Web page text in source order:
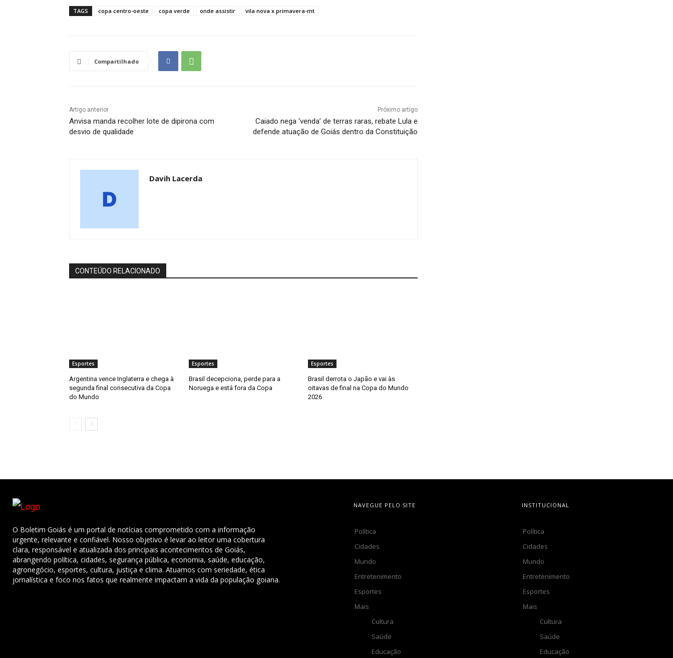
TAGS copa centro-oeste copa verde onde assistir vila nova x primavera-mt
Compartilhado
Artigo anterior
Anvisa manda recolher lote de dipirona com
desvio de qualidade
Próximo artigo
Caiado nega ‘venda’ de terras raras, rebate Lula e
defende atuação de Goiás dentro da Constituição
Davih Lacerda
CONTEÚDO RELACIONADO
Esportes
Argentina vence Inglaterra e chega à
segunda final consecutiva da Copa
do Mundo
Esportes
Brasil decepciona, perde para a
Noruega e está fora da Copa
Esportes
Brasil derrota o Japão e vai às
oitavas de final na Copa do Mundo
2026
O Boletim Goiás é um portal de notícias comprometido com a informação
urgente, relevante e confiável. Nosso objetivo é levar ao leitor uma cobertura
clara, responsável e atualizada dos principais acontecimentos de Goiás,
abrangendo política, cidades, segurança pública, economia, saúde, educação,
agronegócio, esportes, cultura, justiça e clima. Atuamos com seriedade, ética
jornalística e foco nos fatos que realmente impactam a vida da população goiana.
NAVEGUE PELO SITE
Política
Cidades
Mundo
Entretenimento
Esportes
Mais
Cultura
Saúde
Educação
INSTITUCIONAL
Política
Cidades
Mundo
Entretenimento
Esportes
Mais
Cultura
Saúde
Educação